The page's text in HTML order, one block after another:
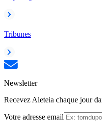
Tribunes
Newsletter
Recevez Aleteia chaque jour
Votre adresse email